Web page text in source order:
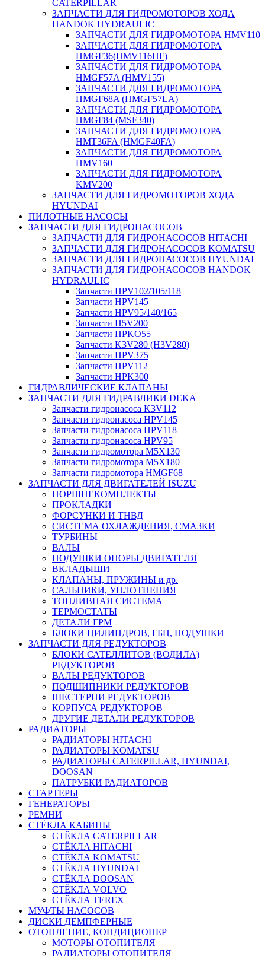
CATERPILLAR
ЗАПЧАСТИ ДЛЯ ГИДРОМОТОРОВ ХОДА
HANDOK HYDRAULIC
ЗАПЧАСТИ ДЛЯ ГИДРОМОТОРА HMV110
ЗАПЧАСТИ ДЛЯ ГИДРОМОТОРА
HMGF36(HMV116HF)
ЗАПЧАСТИ ДЛЯ ГИДРОМОТОРА
HMGF57A (HMV155)
ЗАПЧАСТИ ДЛЯ ГИДРОМОТОРА
HMGF68A (HMGF57LA)
ЗАПЧАСТИ ДЛЯ ГИДРОМОТОРА
HMGF84 (MSF340)
ЗАПЧАСТИ ДЛЯ ГИДРОМОТОРА
HMT36FA (HMGF40FA)
ЗАПЧАСТИ ДЛЯ ГИДРОМОТОРА
HMV160
ЗАПЧАСТИ ДЛЯ ГИДРОМОТОРА
KMV200
ЗАПЧАСТИ ДЛЯ ГИДРОМОТОРОВ ХОДА
HYUNDAI
ПИЛОТНЫЕ НАСОСЫ
ЗАПЧАСТИ ДЛЯ ГИДРОНАСОСОВ
ЗАПЧАСТИ ДЛЯ ГИДРОНАСОСОВ HITACHI
ЗАПЧАСТИ ДЛЯ ГИДРОНАСОСОВ KOMATSU
ЗАПЧАСТИ ДЛЯ ГИДРОНАСОСОВ HYUNDAI
ЗАПЧАСТИ ДЛЯ ГИДРОНАСОСОВ HANDOK
HYDRAULIC
Запчасти HPV102/105/118
Запчасти HPV145
Запчасти HPV95/140/165
Запчасти H5V200
Запчасти HPKO55
Запчасти K3V280 (H3V280)
Запчасти HPV375
Запчасти HPV112
Запчасти HPK300
ГИДРАВЛИЧЕСКИЕ КЛАПАНЫ
ЗАПЧАСТИ ДЛЯ ГИДРАВЛИКИ DEKA
Запчасти гидронасоса K3V112
Запчасти гидронасоса HPV145
Запчасти гидронасоса HPV118
Запчасти гидронасоса HPV95
Запчасти гидромотора M5X130
Запчасти гидромотора M5X180
Запчасти гидромотора HMGF68
ЗАПЧАСТИ ДЛЯ ДВИГАТЕЛЕЙ ISUZU
ПОРШНЕКОМПЛЕКТЫ
ПРОКЛАДКИ
ФОРСУНКИ И ТНВД
СИСТЕМА ОХЛАЖДЕНИЯ, СМАЗКИ
ТУРБИНЫ
ВАЛЫ
ПОДУШКИ ОПОРЫ ДВИГАТЕЛЯ
ВКЛАДЫШИ
КЛАПАНЫ, ПРУЖИНЫ и др.
САЛЬНИКИ, УПЛОТНЕНИЯ
ТОПЛИВНАЯ СИСТЕМА
ТЕРМОСТАТЫ
ДЕТАЛИ ГРМ
БЛОКИ ЦИЛИНДРОВ, ГБЦ, ПОДУШКИ
ЗАПЧАСТИ ДЛЯ РЕДУКТОРОВ
БЛОКИ САТЕЛЛИТОВ (ВОДИЛА)
РЕДУКТОРОВ
ВАЛЫ РЕДУКТОРОВ
ПОДШИПНИКИ РЕДУКТОРОВ
ШЕСТЕРНИ РЕДУКТОРОВ
КОРПУСА РЕДУКТОРОВ
ДРУГИЕ ДЕТАЛИ РЕДУКТОРОВ
РАДИАТОРЫ
РАДИАТОРЫ HITACHI
РАДИАТОРЫ KOMATSU
РАДИАТОРЫ CATERPILLAR, HYUNDAI,
DOOSAN
ПАТРУБКИ РАДИАТОРОВ
СТАРТЕРЫ
ГЕНЕРАТОРЫ
РЕМНИ
СТЁКЛА КАБИНЫ
СТЁКЛА CATERPILLAR
СТЁКЛА HITACHI
СТЁКЛА KOMATSU
СТЁКЛА HYUNDAI
СТЁКЛА DOOSAN
СТЁКЛА VOLVO
СТЁКЛА TEREX
МУФТЫ НАСОСОВ
ДИСКИ ДЕМПФЕРНЫЕ
ОТОПЛЕНИЕ, КОНДИЦИОНЕР
МОТОРЫ ОТОПИТЕЛЯ
РАДИАТОРЫ ОТОПИТЕЛЯ